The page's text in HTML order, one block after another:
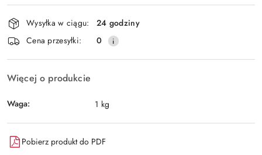
Wyślij
Dostępność
i
dostawa
Wysyłka w ciągu:
24 godziny
Cena przesyłki:
0
Więcej o produkcie
Waga: 1 kg
Pobierz produkt do PDF